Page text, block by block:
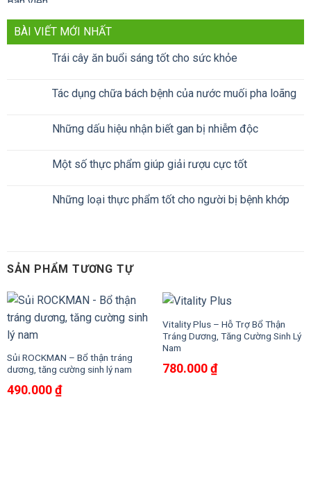
là:
tại
BÀI VIẾT MỚI NHẤT
Trái cây ăn buổi sáng tốt cho sức khỏe
Tác dụng chữa bách bệnh của nước muối pha loãng
Những dấu hiệu nhận biết gan bị nhiễm độc
Một số thực phẩm giúp giải rượu cực tốt
Những loại thực phẩm tốt cho người bị bệnh khớp
SẢN PHẨM TƯƠNG TỰ
Sủi ROCKMAN – Bổ thận tráng
dương, tăng cường sinh lý nam
490.000₫
Vitality Plus – Hỗ Trợ Bổ Thận
Tráng Dương, Tăng Cường Sinh Lý
Nam
780.000₫